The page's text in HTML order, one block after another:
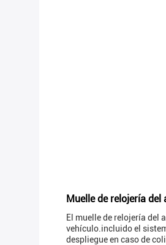
Muelle de relojería del
El muelle de relojería del
vehículo.incluido el
despliegue en caso de